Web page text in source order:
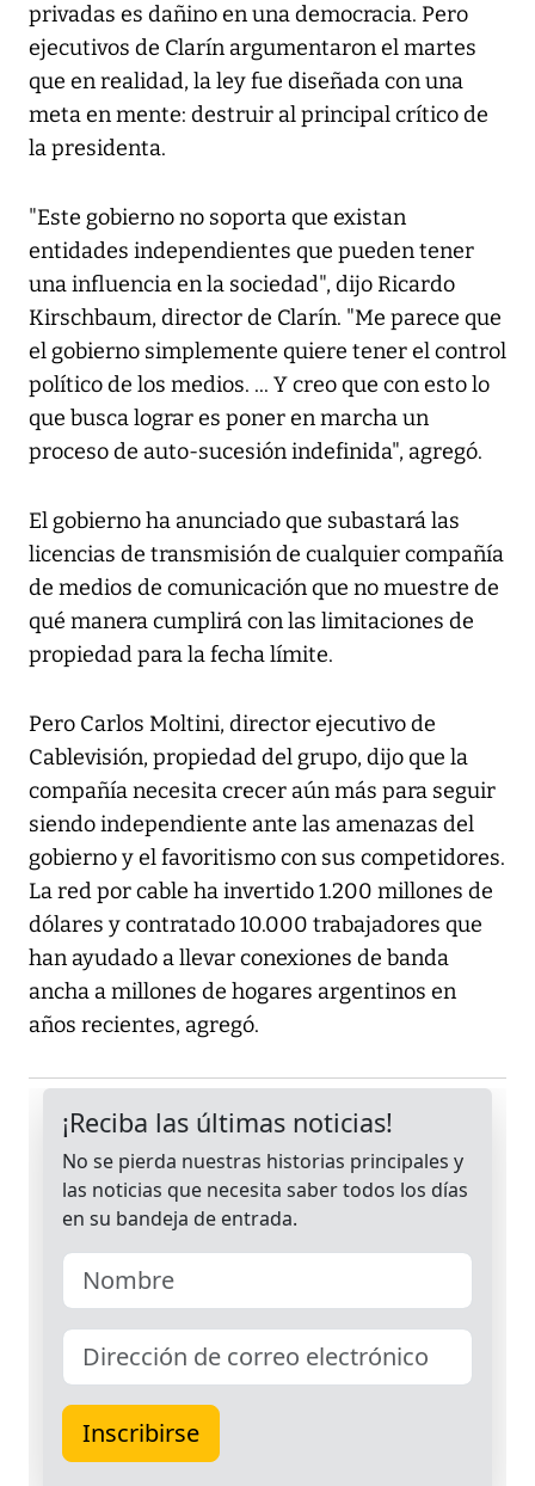
privadas es dañino en una democracia. Pero
ejecutivos de Clarín argumentaron el martes
que en realidad, la ley fue diseñada con una
meta en mente: destruir al principal crítico de
la presidenta.
"Este gobierno no soporta que existan
entidades independientes que pueden tener
una influencia en la sociedad", dijo Ricardo
Kirschbaum, director de Clarín. "Me parece que
el gobierno simplemente quiere tener el control
político de los medios. ... Y creo que con esto lo
que busca lograr es poner en marcha un
proceso de auto-sucesión indefinida", agregó.
El gobierno ha anunciado que subastará las
licencias de transmisión de cualquier compañía
de medios de comunicación que no muestre de
qué manera cumplirá con las limitaciones de
propiedad para la fecha límite.
Pero Carlos Moltini, director ejecutivo de
Cablevisión, propiedad del grupo, dijo que la
compañía necesita crecer aún más para seguir
siendo independiente ante las amenazas del
gobierno y el favoritismo con sus competidores.
La red por cable ha invertido 1.200 millones de
dólares y contratado 10.000 trabajadores que
han ayudado a llevar conexiones de banda
ancha a millones de hogares argentinos en
años recientes, agregó.